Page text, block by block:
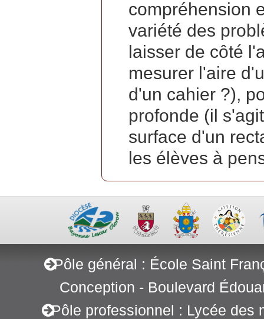
compréhension
variété des
laisser de côté
mesurer l'aire
d'un cahier ?),
profonde (il
surface d'un
les élèves à
Pôle général : École Saint
Conception - Boulevard
Pôle professionnel : Lycée des